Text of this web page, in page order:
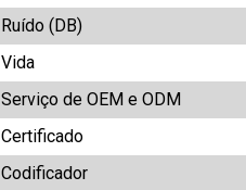
Ruído (DB)
Vida
Serviço de OEM e ODM
Certificado
Codificador